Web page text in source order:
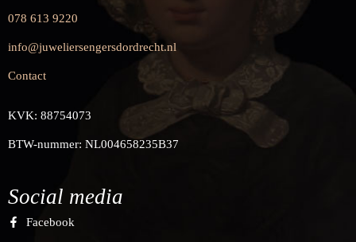
078 613 9220
info@juweliersengersdordrecht.nl
Contact
KVK: 88754073
BTW-nummer: NL004658235B37
Social media
Facebook